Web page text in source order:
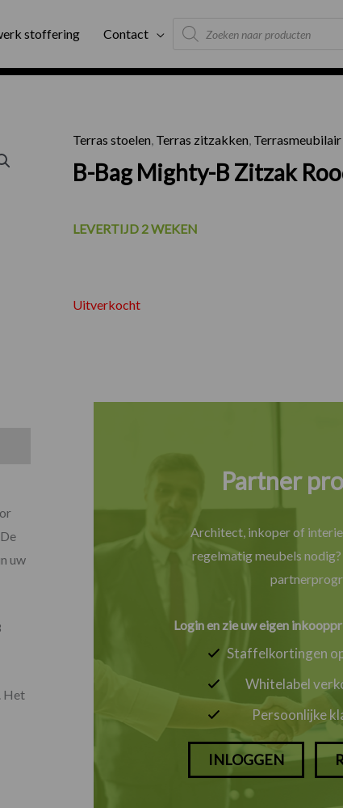
stoffering Contact
Products
search
geleverd Externe voorraad
Terras stoelen, Terras zitzakken, Terrasmeubilair
B-Bag Mighty-B Zitzak
LEVERTIJD 2 WEKEN
Uitverkocht
uw
Het
Partner
Architect, inkoper of
regelmatig meubels
Login en zie uw eigen
Staffelkortingen
Whitelabel
Persoonlijke
INLOGGEN